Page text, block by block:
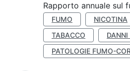
Rapporto annuale sul
FUMO NICOTINA
TABACCO
PATOLOGIE FUMO-